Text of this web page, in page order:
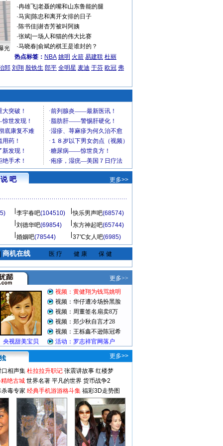
光
·冉雄飞| 老聂的嘴和山东鲁能的腿
·马寅| 陈忠和离开女排的日子
·陈书佳| 谢杏芳被叫阿姨
·张斌| 一场人和猫的伟大比赛
·马晓春| 俞斌的棋王是谁封的？
热点标签： NBA 姚明 火箭 易建联 杜丽
郅 刘翔 殷铁生 郎平 全明星 麦迪 于芬 欧冠 弗
说 吧 更多>>
李宇春吧(104510) 快乐男声吧(68574)
刘德华吧(69854) 东方神起吧(65744)
婚姻吧(78544) 37℃女人吧(6985)
商机在线 医 疗 健 康 保 健
更多>>
口相声集 杜拉拉升职记 张震讲故事 红楼梦
绝古城 世界名著 平凡的世界 货币战争2
毒专家 经典手机游游格斗集 福彩3D走势图